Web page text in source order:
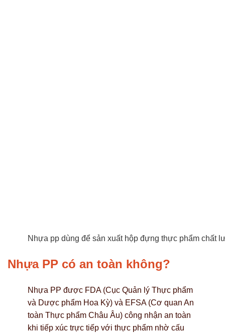
Nhựa pp dùng để sản xuất hộp đựng thực phẩm chất
Nhựa PP có an toàn không?
Nhựa PP được FDA (Cục Quản lý Thực phẩm
và Dược phẩm Hoa Kỳ) và EFSA (Cơ quan An
toàn Thực phẩm Châu Âu) công nhận an toàn
khi tiếp xúc trực tiếp với thực phẩm nhờ cấu